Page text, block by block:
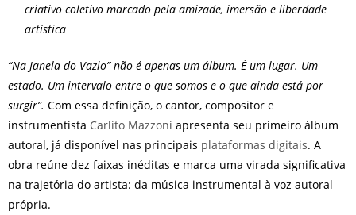
criativo coletivo marcado pela amizade, imersão e liberdade
artística
“Na Janela do Vazio” não é apenas um álbum. É um lugar. Um
estado. Um intervalo entre o que somos e o que ainda está por
surgir”. Com essa definição, o cantor, compositor e
instrumentista Carlito Mazzoni apresenta seu primeiro álbum
autoral, já disponível nas principais plataformas digitais. A
obra reúne dez faixas inéditas e marca uma virada significativa
na trajetória do artista: da música instrumental à voz autoral
própria.